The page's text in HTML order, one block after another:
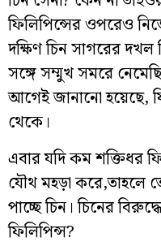
ফিলিপিন্সের ওপরেও
দক্ষিণ চিন সাগরের
সঙ্গে সম্মুখ সমরে
আগেই জানানো হয়েছে,
থেকে।
এবার যদি কম শক্তিধর
যৌথ মহড়া করে,তাহলে
পাচ্ছে চিন। চিনের
ফিলিপিন্স?